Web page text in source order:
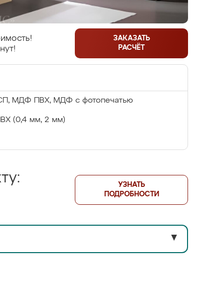
ЗАКАЗАТЬ
РАСЧЁТ
МДФ ПВХ, МДФ с фотопечатью
(0,4 мм, 2 мм)
УЗНАТЬ
ПОДРОБНОСТИ
▼